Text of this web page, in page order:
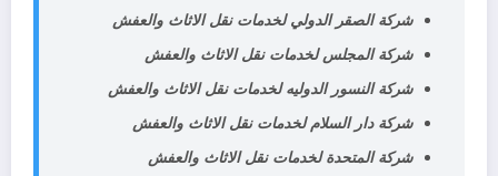
شركةالصقر الدولي لخدماتنقلالاثاث والعفش
شركةالمجلس لخدماتنقلالاثاث والعفش
شركةالنسور الدوليه لخدماتنقلالاثاث والعفش
شركة دار السلام لخدماتنقلالاثاث والعفش
شركةالمتحدة لخدماتنقلالاثاث والعفش